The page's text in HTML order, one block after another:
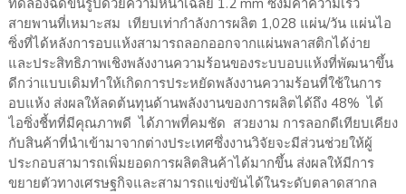
ทดลองฉีดขึ้นรูปด้วยความหนาเฉลี่ย 1.2 mm ซึ่งมีค่าความเร็ว
สายพานที่เหมาะสม เทียบเท่ากำลังการผลิต 1,028 แผ่น/วัน แผ่นไอ
ซิ่งที่ได้หลังการอบแห้งสามารถลอกออกจากแผ่นพลาสติกได้ง่าย
และประสิทธิภาพเชิงพลังงานความร้อนของระบบอบแห้งที่พัฒนาขึ้น
ดีกว่าแบบเดิมทำให้เกิดการประหยัดพลังงานความร้อนที่ใช้ในการ
อบแห้ง ส่งผลให้ลดต้นทุนด้านพลังงานของการผลิตได้ถึง 48% ได้
ไอซิ่งชี้ทที่มีคุณภาพดี ได้ภาพที่คมชัด สวยงาม การลอกดีเทียบเคียง
กับสินค้าที่นำเข้ามาจากต่างประเทศซึ่งงานวิจัยจะมีส่วนช่วยให้ผู้
ประกอบสามารถเพิ่มยอดการผลิตสินค้าได้มากขึ้น ส่งผลให้มีการ
ขยายตัวทางเศรษฐกิจและสามารถแข่งขันได้ในระดับตลาดสากล